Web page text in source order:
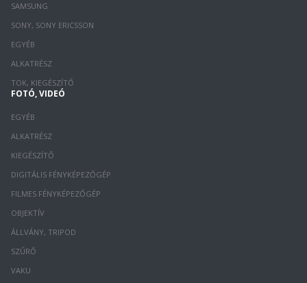
SAMSUNG
SONY, SONY ERICSSON
EGYÉB
ALKATRÉSZ
TOK, KIEGÉSZÍTŐ
FOTÓ, VIDEÓ
EGYÉB
ALKATRÉSZ
KIEGÉSZÍTŐ
DIGITÁLIS FÉNYKÉPEZŐGÉP
FILMES FÉNYKÉPEZŐGÉP
OBJEKTÍV
ÁLLVÁNY, TRIPOD
SZŰRŐ
VAKU